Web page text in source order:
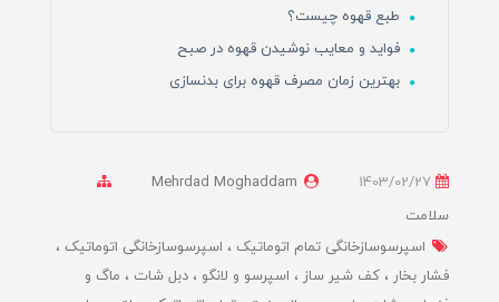
طبع قهوه چیست؟
فواید و معایب نوشیدن قهوه در صبح
بهترین زمان مصرف قهوه برای بدنسازی
Mehrdad Moghaddam
سلامت
اسپرسوسازخانگی تمام اتوماتیک
اسپرسوسازخانگی اتوماتیک
فشار بخار
کف شیر ساز اسپرسو و لانگو دبل شات
ماگ و